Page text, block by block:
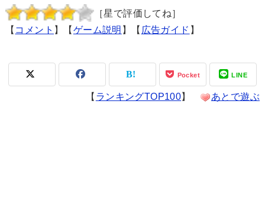
［星で評価してね］
【 コメント 】【 ゲーム説明 】【 広告ガイド 】
Pocket LINE
【 ランキングTOP100】 あとで遊ぶ